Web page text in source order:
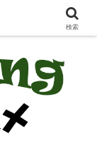
検索